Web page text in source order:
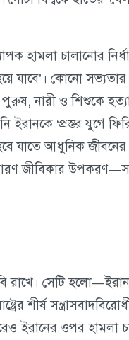
হামলা চালানোর
যাবে’। কোনো
পুরুষ, নারী ও শিশুকে
‘প্রস্তর যুগে
যাতে আধুনিক
জীবিকার
রাখে। সেটি
শীর্ষ
ইরানের ওপর হামলা